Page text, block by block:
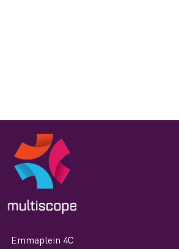
Emmaplein 4C